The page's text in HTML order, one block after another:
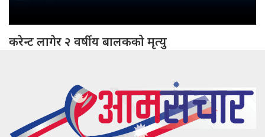
करेन्ट लागेर २ वर्षीय बालकको मृत्यु